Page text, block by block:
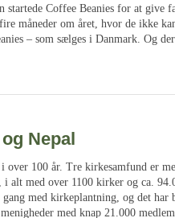
Coffee Beanies for at give
måneder om året, hvor de ikke
– som sælges i Danmark. Og
Nepal
over 100 år. Tre kirkesamfund er
alt med over 1100 kirker og ca.
med kirkeplantning, og det har
med knap 21.000